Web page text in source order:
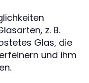
z. B.
Glas, die
und ihm